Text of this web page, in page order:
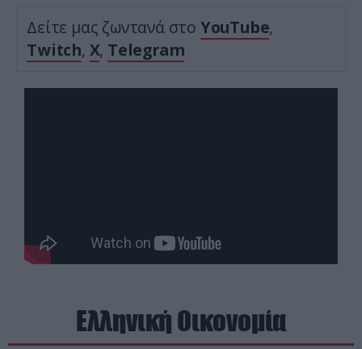
Δείτε μας ζωντανά στο YouTube,
Twitch, X, Telegram
Ελληνική Οικονομία